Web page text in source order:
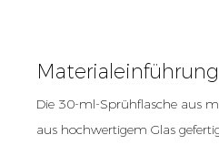
Materialeinführung
Die 30-ml-Sprühflasche aus
aus hochwertigem Glas